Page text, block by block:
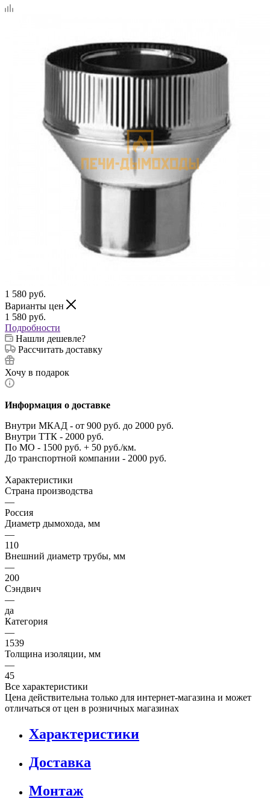
1 580 руб.
Варианты цен
1 580 руб.
Подробности
Нашли дешевле?
Рассчитать доставку
Хочу в подарок
Информация о доставке
Внутри МКАД - от 900 руб. до 2000 руб.
Внутри ТТК - 2000 руб.
По МО - 1500 руб. + 50 руб./км.
До транспортной компании - 2000 руб.
Характеристики
Страна производства
—
Россия
Диаметр дымохода, мм
—
110
Внешний диаметр трубы, мм
—
200
Сэндвич
—
да
Категория
—
1539
Толщина изоляции, мм
—
45
Все характеристики
Цена действительна только для интернет-магазина и может
отличаться от цен в розничных магазинах
Характеристики
Доставка
Монтаж